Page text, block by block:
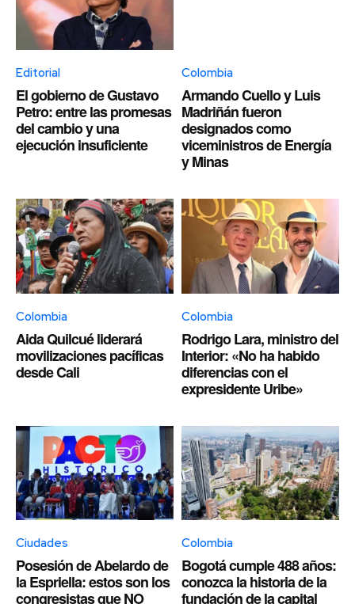
Editorial
El gobierno de Gustavo
Petro: entre las promesas
del cambio y una
ejecución insuficiente
Colombia
Armando Cuello y Luis
Madriñán fueron
designados como
viceministros de Energía
y Minas
Colombia
Aida Quilcué liderará
movilizaciones pacíficas
desde Cali
Colombia
Rodrigo Lara, ministro del
Interior: «No ha habido
diferencias con el
expresidente Uribe»
Ciudades
Posesión de Abelardo de
la Espriella: estos son los
congresistas que NO
Colombia
Bogotá cumple 488 años:
conozca la historia de la
fundación de la capital